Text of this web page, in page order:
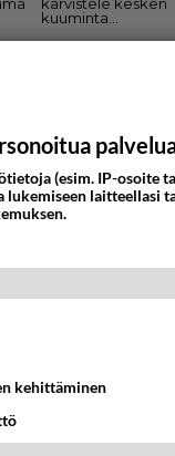
nosteessa.
224
(esim. IP-osoite
lukemiseen laitteellasi
kehittäminen